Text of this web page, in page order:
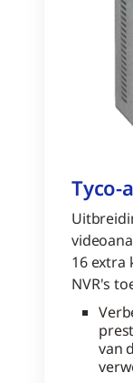
Tyco-
16 extra
NVR's
van